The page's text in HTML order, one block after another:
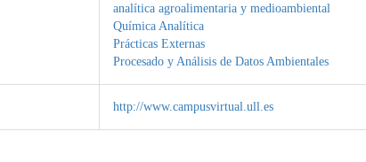
analítica agroalimentaria y medioambiental
Química Analítica
Prácticas Externas
Procesado y Análisis de Datos Ambientales
http://www.campusvirtual.ull.es